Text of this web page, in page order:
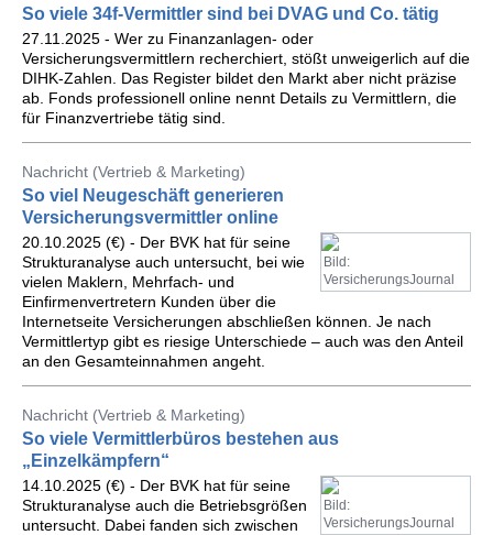
So viele 34f-Vermittler sind bei DVAG und Co. tätig
27.11.2025 - Wer zu Finanzanlagen- oder
Versicherungsvermittlern recherchiert, stößt unweigerlich auf die
DIHK-Zahlen. Das Register bildet den Markt aber nicht präzise
ab. Fonds professionell online nennt Details zu Vermittlern, die
für Finanzvertriebe tätig sind.
Nachricht (Vertrieb & Marketing)
So viel Neugeschäft generieren
Versicherungsvermittler online
Bild:
VersicherungsJournal
20.10.2025 (€) - Der BVK hat für seine
Strukturanalyse auch untersucht, bei wie
vielen Maklern, Mehrfach- und
Einfirmenvertretern Kunden über die
Internetseite Versicherungen abschließen können. Je nach
Vermittlertyp gibt es riesige Unterschiede – auch was den Anteil
an den Gesamteinnahmen angeht.
Nachricht (Vertrieb & Marketing)
So viele Vermittlerbüros bestehen aus
„Einzelkämpfern“
Bild:
VersicherungsJournal
14.10.2025 (€) - Der BVK hat für seine
Strukturanalyse auch die Betriebsgrößen
untersucht. Dabei fanden sich zwischen